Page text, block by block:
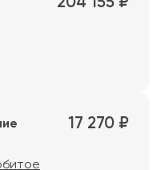
17 270 ₽